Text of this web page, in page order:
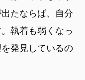
たならば、自分
執着も弱くなっ
発見しているの